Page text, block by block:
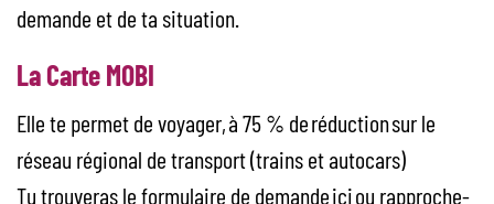
demande et de ta situation.
La Carte MOBI
Elle te permet de voyager, à 75 % de réduction sur le
réseau régional de transport (trains et autocars)
Tu trouveras le formulaire de demande ici ou rapproche-